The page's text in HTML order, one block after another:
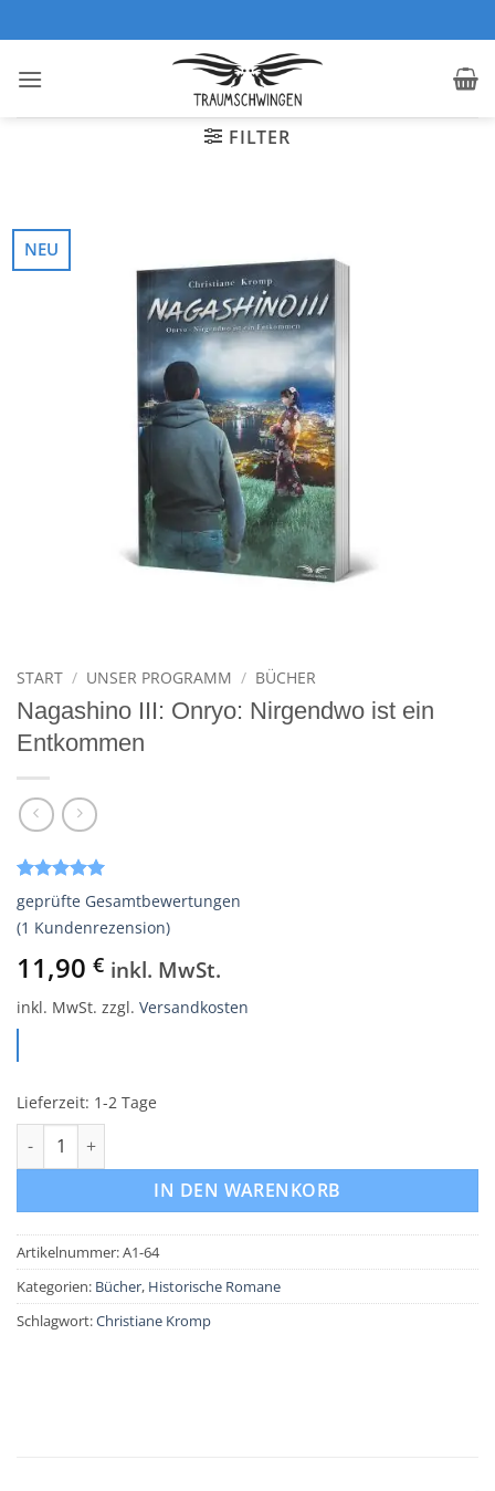
Inhalt
springen
FILTER
NEU
START / UNSER PROGRAMM / BÜCHER
Nagashino III: Onryo: Nirgendwo ist ein
Entkommen
Bewertet
mit 5von
5, basierend
1
Kundenbewertung
geprüfte Gesamtbewertungen
(1 Kundenrezension)
11,90 € inkl. MwSt.
inkl. MwSt. zzgl. Versandkosten
Lieferzeit: 1-2 Tage
Nagashino III: Onryo: Nirgendwo ist ein Entkommen Menge
IN DEN WARENKORB
Artikelnummer:A1-64
Kategorien: Bücher, Historische Romane
Schlagwort:Christiane Kromp